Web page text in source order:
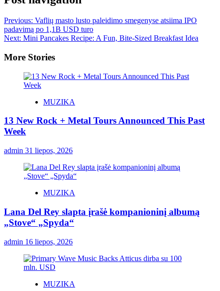
Previous: Vaflių masto lusto paleidimo smegenyse atsiima IPO
padavimą po 1,1B USD turo
Next: Mini Pancakes Recipe: A Fun, Bite-Sized Breakfast Idea
More Stories
MUZIKA
13 New Rock + Metal Tours Announced This Past
Week
admin 31 liepos, 2026
MUZIKA
Lana Del Rey slapta įrašė kompanioninį albumą
„Stove“ „Spyda“
admin 16 liepos, 2026
MUZIKA